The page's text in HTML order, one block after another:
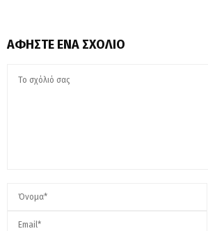
ΑΦΉΣΤΕ ΈΝΑ ΣΧΌΛΙΟ